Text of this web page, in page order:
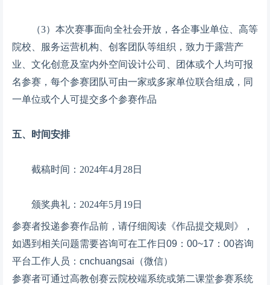
（3）本次赛事面向全社会开放，各企事业单位、高等
院校、服务运营机构、创客团队等组织，致力于露营产
业、文化创意及室内外空间设计公司、团体或个人均可报
名参赛，每个参赛团队可由一家或多家单位联合组成，同
一单位或个人可提交多个参赛作品
五、时间安排
截稿时间：2024年4月28日
颁奖典礼：2024年5月19日
参赛者投递参赛作品前，请仔细阅读《作品提交规则》，
如遇到相关问题需要咨询可在工作日09：00~17：00咨询
平台工作人员：cnchuangsai（微信）
参赛者可通过高教创赛云院校端系统或第二课堂参赛系统